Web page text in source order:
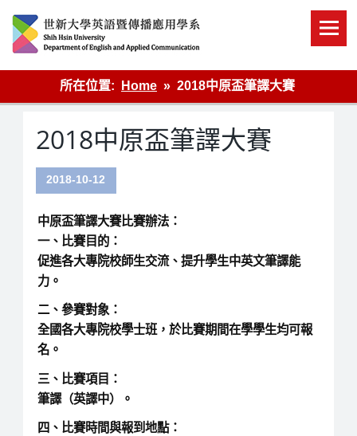
content
英語傳播
所在位置:
Home 2018中原盃筆譯大賽
2018中原盃筆譯大賽
2018-10-12
中原盃筆譯大賽比賽辦法：
一、比賽目的：
促進各大專院校師生交流、提升學生中英文筆譯能
力。
二、參賽對象：
全國各大專院校學士班，於比賽期間在學學生均可報
名。
三、比賽項目：
筆譯（英譯中）。
四、比賽時間與報到地點：